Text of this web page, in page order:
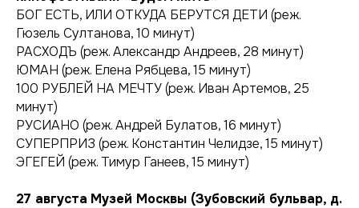
БОГ ЕСТЬ, ИЛИ ОТКУДА БЕРУТСЯ ДЕТИ (реж.
Гюзель Султанова, 10 минут)
РАСХОДЪ (реж. Александр Андреев, 28 минут)
ЮМАН (реж. Елена Рябцева, 15 минут)
100 РУБЛЕЙ НА МЕЧТУ (реж. Иван Артемов, 25
минут)
РУСИАНО (реж. Андрей Булатов, 16 минут)
СУПЕРПРИЗ (реж. Константин Челидзе, 15 минут)
ЭГЕГЕЙ (реж. Тимур Ганеев, 15 минут)
27 августа Музей Москвы (Зубовский бульвар, д.